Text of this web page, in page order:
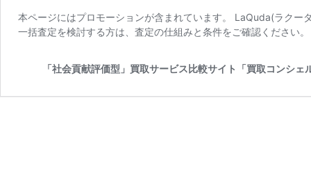
本ページにはプロモーションが含まれています。 LaQuda(ラク
一括査定を検討する方は、査定の仕組みと条件をご確認ください
「社会貢献評価型」買取サービス比較サイト「買取コンシェ